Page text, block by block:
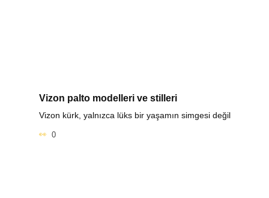
Vizon palto modelleri ve stilleri
Vizon kürk, yalnızca lüks bir yaşamın simgesi değil
0